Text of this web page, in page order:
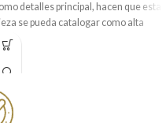
detalles principal, hacen que esta
se pueda catalogar como alta
joyería. Elaborada en
18 quilates
brillo.